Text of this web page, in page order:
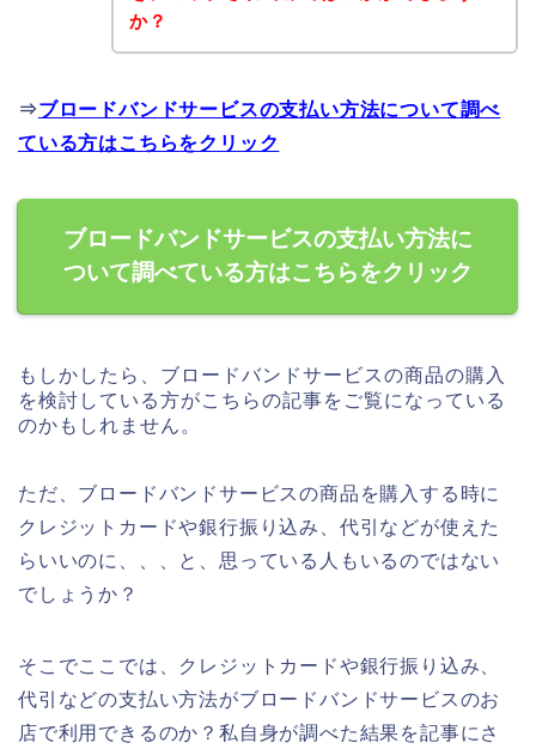
か？
⇒ブロードバンドサービスの支払い方法について調べ
ている方はこちらをクリック
ブロードバンドサービスの支払い方法に
ついて調べている方はこちらをクリック
もしかしたら、ブロードバンドサービスの商品の購入
を検討している方がこちらの記事をご覧になっている
のかもしれません。
ただ、ブロードバンドサービスの商品を購入する時に
クレジットカードや銀行振り込み、代引などが使えた
らいいのに、、、と、思っている人もいるのではない
でしょうか？
そこでここでは、クレジットカードや銀行振り込み、
代引などの支払い方法がブロードバンドサービスのお
店で利用できるのか？私自身が調べた結果を記事にさ